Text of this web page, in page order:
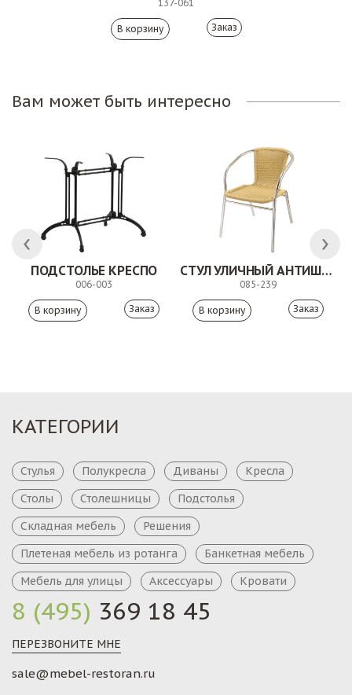
137-061
Заказ
Вам может быть интересно
ПОДСТОЛЬЕ КРЕСПО
006-003
Заказ
СТУЛ УЛИЧНЫЙ АНТИШОН
085-239
Заказ
8 (495) 369 18 45
ПЕРЕЗВОНИТЕ МНЕ
sale@mebel-restoran.ru
КАТЕГОРИИ
Стулья Полукресла Диваны
Кресла
Столы
Столешницы
Подстолья
Складная мебель
Решения
Плетеная мебель из ротанга
Банкетная мебель
Мебель для улицы
Аксессуары Кровати